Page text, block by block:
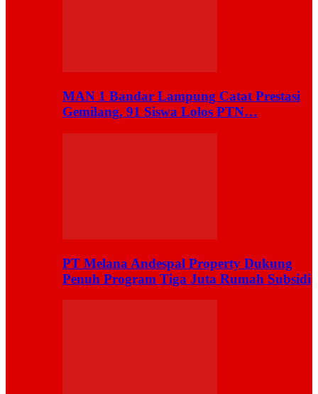
MAN 1 Bandar Lampung Catat Prestasi
Gemilang, 91 Siswa Lolos PTN…
PT Melana Andespal Property Dukung
Penuh Program Tiga Juta Rumah Subsidi